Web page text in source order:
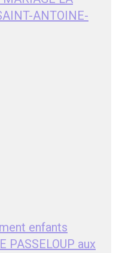
ANTOINE-
enfants
PASSELOUP aux